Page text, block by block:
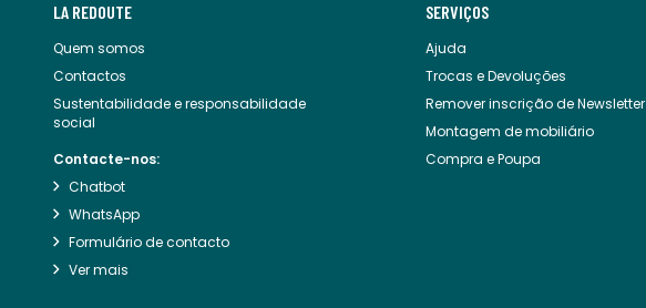
LA REDOUTE
Quem somos
Contactos
Sustentabilidade e responsabilidade
social
Contacte-nos:
Chatbot
WhatsApp
Formulário de contacto
Ver mais
SERVIÇOS
Ajuda
Trocas e Devoluções
Remover inscrição de Newsletter
Montagem de mobiliário
Compra e Poupa